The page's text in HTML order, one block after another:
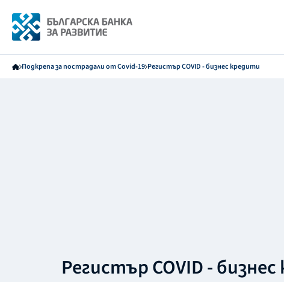
Подкрепа за пострадали от Covid-19 Регистър COVID - бизнес кредити
Регистър COVID -